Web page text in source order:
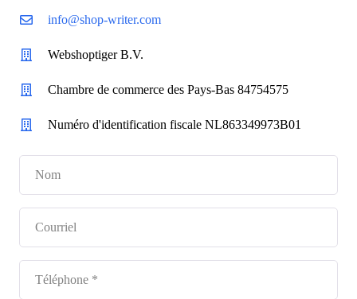
info@shop-writer.com
Webshoptiger B.V.
Chambre de commerce des Pays-Bas 84754575
Numéro d'identification fiscale NL863349973B01